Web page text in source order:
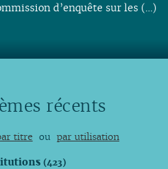
d’enquête sur les (…)
récents
titre ou par utilisation
(423)